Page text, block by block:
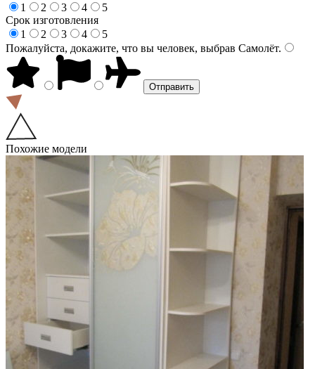
1
2 3 4
5
Срок изготовления
1
2 3 4
5
Пожалуйста, докажите, что вы человек, выбрав Самолёт.
Похожие модели